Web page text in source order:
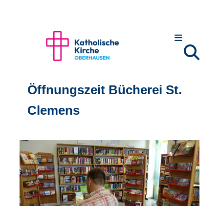
Öffnungszeit Bücherei St.
Clemens